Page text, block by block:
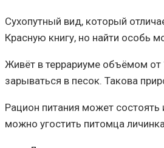
Сухопутный вид, который
Красную книгу, но найти особь
Живёт в террариуме объёмом от
зарываться в песок. Такова
Рацион питания может
можно угостить питомца